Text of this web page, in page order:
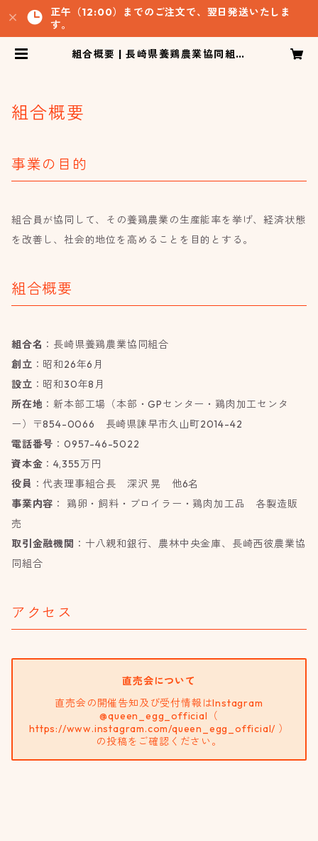
正午（12:00）までのご注文で、翌日発送いたしま
す。
組合概要 | 長崎県養鶏農業協同組合
組合概要
事業の目的
組合員が協同して、その養鶏農業の生産能率を挙げ、経済状態
を改善し、社会的地位を高めることを目的とする。
組合概要
組合名 ：長崎県養鶏農業協同組合
創立 ：昭和26年6月
設立 ：昭和30年8月
所在地 ：新本部工場（本部・GPセンター・鶏肉加工センタ
ー）〒854-0066 長崎県諫早市久山町2014-42
電話番号 ：0957-46-5022
資本金 ：4,355万円
役員 ：代表理事組合長 深沢 晃 他6名
事業内容 ： 鶏卵・飼料・ブロイラー・鶏肉加工品 各製造販
売
取引金融機関 ：十八親和銀行、農林中央金庫、長崎西彼農業協
同組合
アクセス
直売会について
直売会の開催告知及び受付情報はInstagram
@queen_egg_official（
https://www.instagram.com/queen_egg_official/ ）
の投稿をご確認ください。